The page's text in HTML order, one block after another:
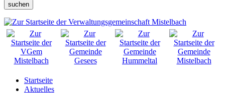
suchen
Startseite
Aktuelles